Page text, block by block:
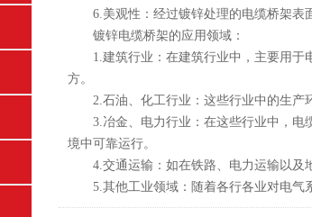
6.美观性：经过镀锌处理的电缆桥架表面
镀锌电缆桥架的应用领域：
1.建筑行业：在建筑行业中，主要用于
方。
2.石油、化工行业：这些行业中的生产环
3.冶金、电力行业：在这些行业中，电
境中可靠运行。
4.交通运输：如在铁路、电力运输以及地
5.其他工业领域：随着各行各业对电气系